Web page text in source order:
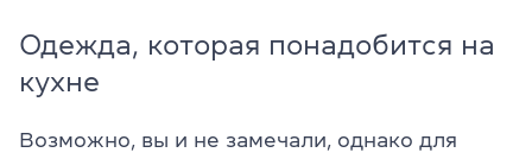
Одежда, которая понадобится на
кухне
Возможно, вы и не замечали, однако для